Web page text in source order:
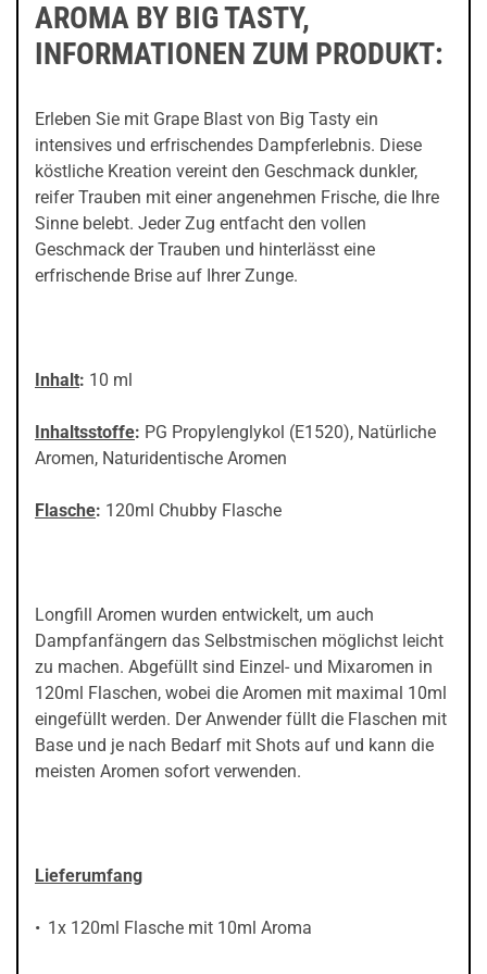
AROMA BY BIG TASTY,
INFORMATIONEN ZUM PRODUKT:
Erleben Sie mit Grape Blast von Big Tasty ein
intensives und erfrischendes Dampferlebnis. Diese
köstliche Kreation vereint den Geschmack dunkler,
reifer Trauben mit einer angenehmen Frische, die Ihre
Sinne belebt. Jeder Zug entfacht den vollen
Geschmack der Trauben und hinterlässt eine
erfrischende Brise auf Ihrer Zunge.
Inhalt: 10 ml
Inhaltsstoffe: PG Propylenglykol (E1520), Natürliche
Aromen, Naturidentische Aromen
Flasche: 120ml Chubby Flasche
Longfill Aromen wurden entwickelt, um auch
Dampfanfängern das Selbstmischen möglichst leicht
zu machen. Abgefüllt sind Einzel- und Mixaromen in
120ml Flaschen, wobei die Aromen mit maximal 10ml
eingefüllt werden. Der Anwender füllt die Flaschen mit
Base und je nach Bedarf mit Shots auf und kann die
meisten Aromen sofort verwenden.
Lieferumfang
1x 120ml Flasche mit 10ml Aroma